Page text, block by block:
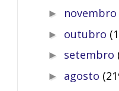
► novembro
► outubro
► setembro
► agosto